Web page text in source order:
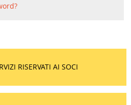
RISERVATI AI SOCI